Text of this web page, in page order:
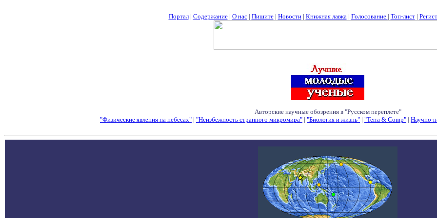
Портал| Содержание| О нас| Пишите| Новости| Книжная лавка| Голосование | Топ-лист|
Авторские научные обозрения в "Русском переплете"
"Физические явления на небесах" | "Неизбежность странного микромира" | "Биология и жизнь" | "Terra & Comp" | Научно-